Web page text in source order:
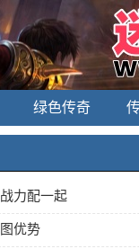
绿色传奇
力配一起
优势